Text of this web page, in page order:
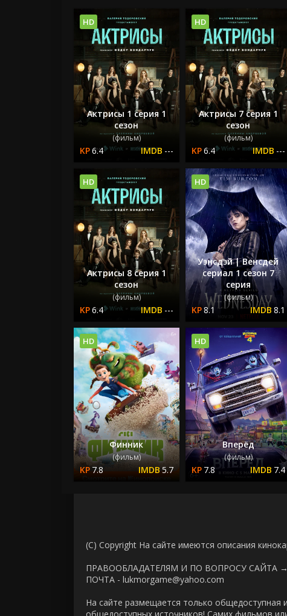
Актрисы 1 серия 1
сезон
(фильм)
6.4 ---
HD
Актрисы 7 серия 1
сезон
(фильм)
6.4 ---
HD
Актрисы 8 серия 1
сезон
(фильм)
6.4 ---
HD
Уэнсдэй | Венсдей
сериал 1 сезон 7
серия
(фильм)
8.1 8.1
HD
Финник
(фильм)
7.8 5.7
HD
Вперёд
(фильм)
7.8 7.4
HD
(C) Copyright На сайте имеются описания
ПРАВООБЛАДАТЕЛЯМ И ПО ВОПРОСУ САЙТА →
ПОЧТА - lukmorgame@yahoo.com
На сайте размещается только